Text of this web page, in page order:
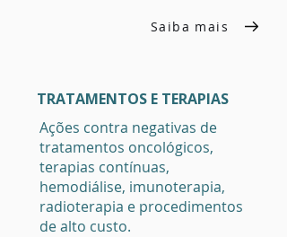
Saiba mais
TRATAMENTOS E TERAPIAS
Ações contra negativas de
tratamentos oncológicos,
terapias contínuas,
hemodiálise, imunoterapia,
radioterapia e procedimentos
de alto custo.